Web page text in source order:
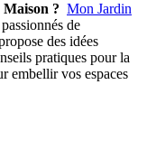
? Mon Jardin
de
des idées
pratiques pour la
embellir vos espaces